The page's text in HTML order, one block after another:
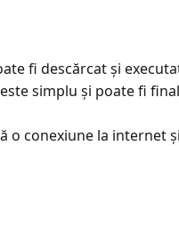
fi descărcat și
simplu și poate fi
o conexiune la internet